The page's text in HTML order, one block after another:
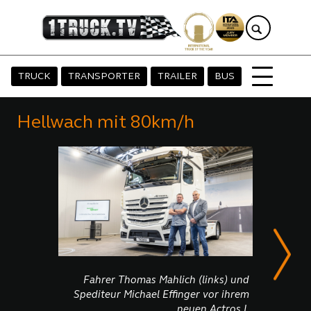
TRUCK TRANSPORTER TRAILER BUS
Hellwach mit 80km/h
Fahrer Thomas Mahlich (links) und
Spediteur Michael Effinger vor ihrem
Lkw-